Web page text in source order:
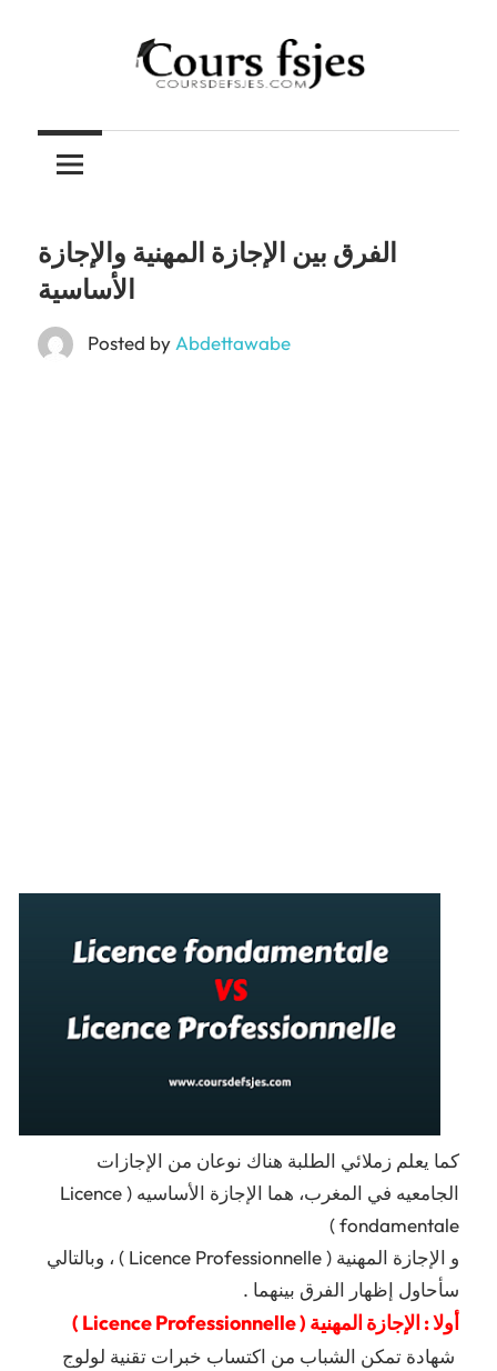
COURS
FSJES
vos
cours
ENCG
الفرق بين الإجازة المهنية والإجازة
الأساسية
Posted by Abdettawabe
كما يعلم زملائي الطلبة هناك نوعان من الإجازات
الجامعيه في المغرب، هما الإجازة الأساسيه ( Licence
fondamentale )
و الإجازة المهنية ( Licence Professionnelle ) ، وبالتالي
سأحاول إظهار الفرق بينهما .
أولا : الإجازة المهنية ( Licence Professionnelle )
شهادة تمكن الشباب من اكتساب خبرات تقنية لولوج